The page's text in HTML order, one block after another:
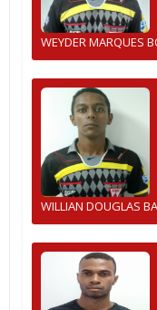
WEYDER MARQUES
WILLIAN DOUGLAS